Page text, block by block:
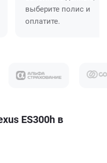
выберите полис и
оплатите.
ES300h в